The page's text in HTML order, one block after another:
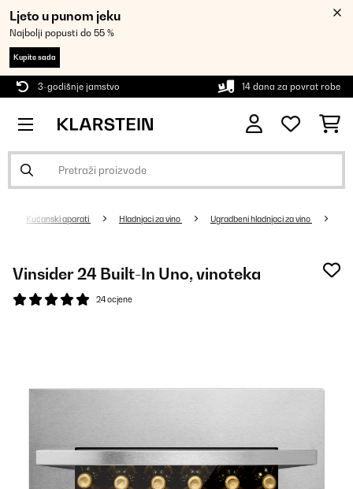
Ljeto u punom jeku
Najbolji popusti do 55 %
Kupite sada
3-godišnje jamstvo 14 dana za povrat robe
Kućanski aparati Hladnjaci za vino Ugradbeni hladnjaci za vino
Vinsider 24 Built-In Uno, vinoteka
24 ocjene